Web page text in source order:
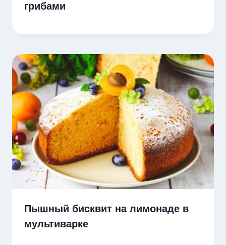
грибами
Пышный бисквит на лимонаде в
мультиварке